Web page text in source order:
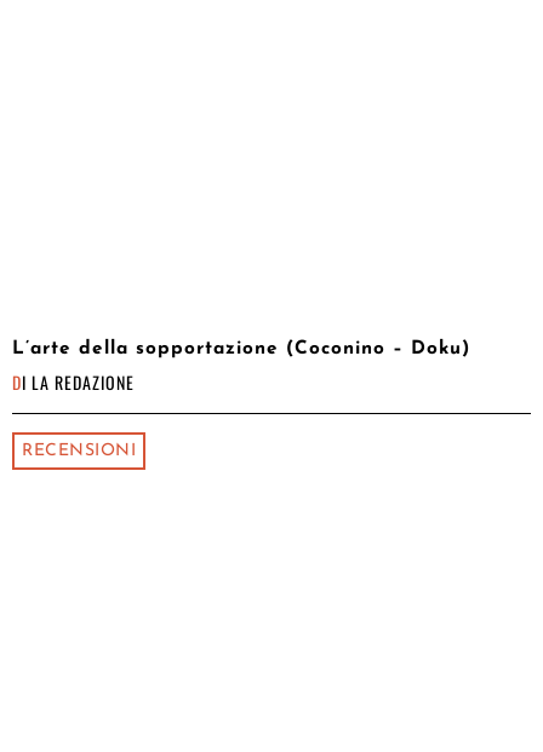
L’arte della sopportazione (Coconino – Doku)
DI LA REDAZIONE
RECENSIONI